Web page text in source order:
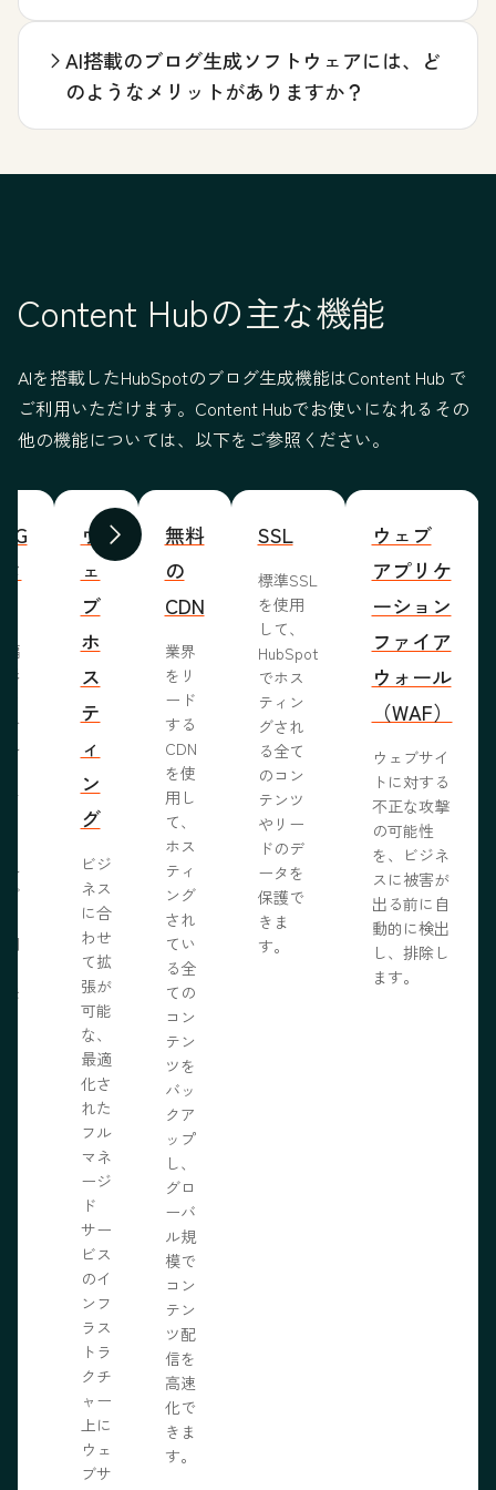
AI搭載のブログ生成ソフトウェアには、ど
のようなメリットがありますか？
Content Hubの主な機能
AIを搭載したHubSpotのブログ生成機能はContent Hub で
ご利用いただけます。Content Hubでお使いになれるその
他の機能については、以下をご参照ください。
前へ 次へ
編
形
ル
ル
ブ
ウ
ェ
ブ
ホ
ス
テ
ィ
ン
グ
ビジ
ネス
に合
わせ
て拡
張が
可能
な、
最適
化さ
れた
フル
マネ
ージ
ド
サー
ビス
のイ
ンフ
ラス
トラ
クチ
ャー
上に
ウェ
ブサ
無料
の
CDN
業界
をリ
ード
する
CDN
を使
用し
て、
ホス
ティ
ング
され
てい
る全
ての
コン
テン
ツを
バッ
クア
ップ
し、
グロ
ーバ
ル規
模で
コン
テン
ツ配
信を
高速
化で
きま
す。
SSL
標準SSL
を使用
して、
HubSpot
でホス
ティン
グされ
る全て
のコン
テンツ
やリー
ドのデ
ータを
保護で
きま
す。
ウェブ
アプリケ
ーション
ファイア
ウォール
（WAF）
ウェブサイ
トに対する
不正な攻撃
の可能性
を、ビジネ
スに被害が
出る前に自
動的に検出
し、排除し
ます。